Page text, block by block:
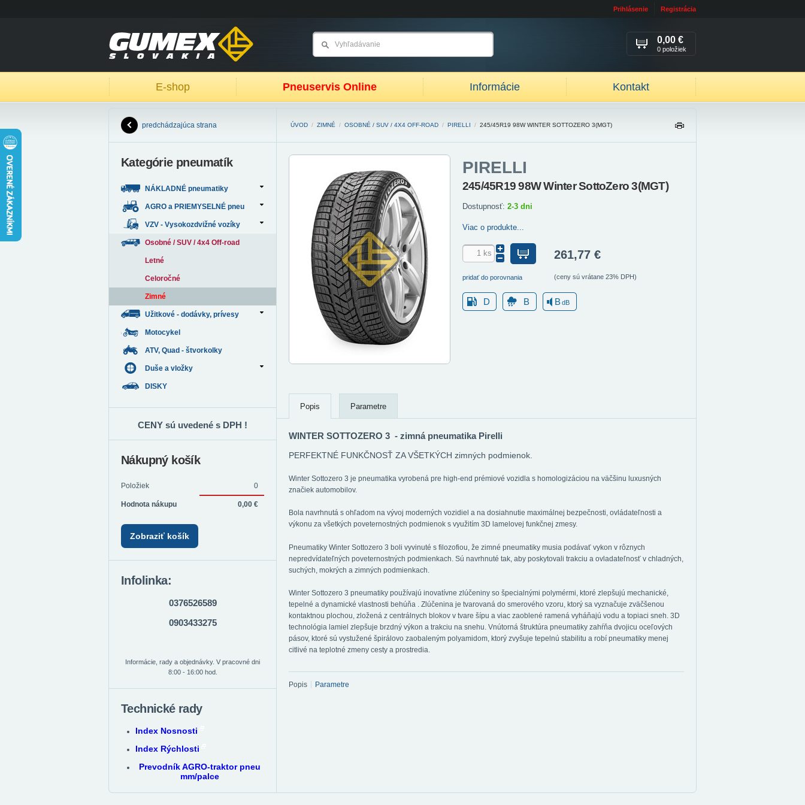
Prihlásenie Registrácia
E-shop Pneuservis Online Informácie Kontakt
0,00 €
0 položiek
ÚVOD / ZIMNÉ / OSOBNÉ / SUV / 4X4 OFF-ROAD / PIRELLI / 245/45R19 98W WINTER SOTTOZERO 3(MGT)
IŤ
PIRELLI
245/45R19 98W Winter SottoZero 3(MGT)
Dostupnosť: 2-3 dni
Viac o produkte...
pridať do porovnania
261,77 €
(ceny sú vrátane 23% DPH)
D B BdB
Popis Parametre
WINTER SOTTOZERO 3 - zimná pneumatika Pirelli
PERFEKTNÉ FUNKČNOSŤ ZA VŠETKÝCH zimných podmienok.
Winter Sottozero 3 je pneumatika vyrobená pre high-end prémiové vozidla s homologizáciou na väčšinu luxusných
značiek automobilov.
Bola navrhnutá s ohľadom na vývoj moderných vozidiel a na dosiahnutie maximálnej bezpečnosti, ovládateľnosti a
výkonu za všetkých poveternostných podmienok s využitím 3D lamelovej funkčnej zmesy.
Pneumatiky Winter Sottozero 3 boli vyvinuté s filozofiou, že zimné pneumatiky musia podávať vykon v rôznych
nepredvídateľných poveternostných podmienkach. Sú navrhnuté tak, aby poskytovali trakciu a ovladateľnosť v chladných,
suchých, mokrých a zimných podmienkach.
Winter Sottozero 3 pneumatiky používajú inovatívne zlúčeniny so špecialnými polymérmi, ktoré zlepšujú mechanické,
tepelné a dynamické vlastnosti behúňa . Zlúčenina je tvarovaná do smerového vzoru, ktorý sa vyznačuje zväčšenou
kontaktnou plochou, zložená z centrálnych blokov v tvare šípu a viac zaoblené ramená vyháňajú vodu a topiaci sneh. 3D
technológia lamiel zlepšuje brzdný výkon a trakciu na snehu. Vnútorná štruktúra pneumatiky zahŕňa dvojicu oceľových
pásov, ktoré sú vystužené špirálovo zaobaleným polyamidom, ktorý zvyšuje tepelnú stabilitu a robí pneumatiky menej
citlivé na teplotné zmeny cesty a prostredia.
Popis Parametre
predchádzajúca strana
Kategórie pneumatík
NÁKLADNÉ pneumatiky
AGRO a PRIEMYSELNÉ pneu
VZV - Vysokozdvižné vozíky
Osobné / SUV / 4x4 Off-road
Letné
Celoročné
Zimné
Užitkové - dodávky, prívesy
Motocykel
ATV, Quad - štvorkolky
Duše a vložky
DISKY
CENY sú uvedené s DPH !
Nákupný košík
Položiek 0
Hodnota nákupu 0,00 €
Zobraziť košík
Infolinka:
0376526589
0903433275
Informácie, rady a objednávky. V pracovné dni
8:00 - 16:00 hod.
Technické rady
Index Nosnosti
Index Rýchlosti
Prevodník AGRO-traktor pneu
mm/palce